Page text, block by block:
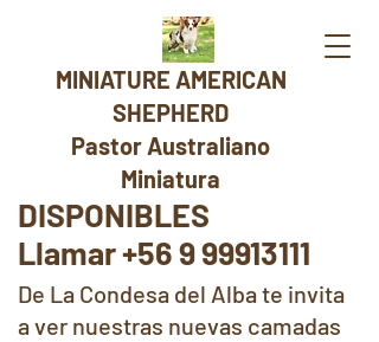
MINIATURE AMERICAN
SHEPHERD
Pastor Australiano
Miniatura
DISPONIBLES
Llamar +56 9 99913111
De La Condesa del Alba te invita
a ver nuestras nuevas camadas